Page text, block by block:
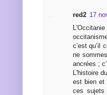
red2 17
c’est qu’il
ne
ancrées ;
L'histoire
est bien et
ces